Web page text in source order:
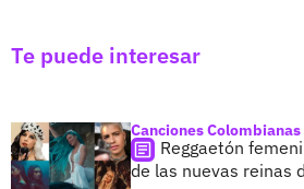
Te puede interesar
Canciones Colombianas
Reggaetón
de las nuevas reinas